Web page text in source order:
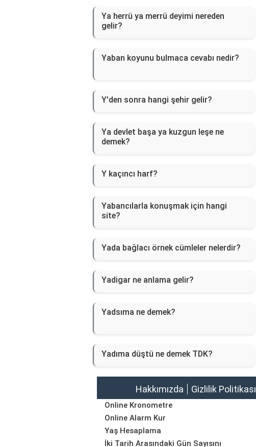
Ya herrü ya merrü deyimi nereden
gelir?
Yaban koyunu bulmaca cevabı nedir?
Y'den sonra hangi şehir gelir?
Ya devlet başa ya kuzgun leşe ne
demek?
Y kaçıncı harf?
Yabancılarla konuşmak için hangi
site?
Yada bağlacı örnek cümleler nelerdir?
Yadigar ne anlama gelir?
Yadsıma ne demek?
Yadıma düştü ne demek TDK?
Hakkımızda Gizlilik Politikası
Online Kronometre
Online Alarm Kur
Yaş Hesaplama
İki Tarih Arasındaki Gün Sayısını